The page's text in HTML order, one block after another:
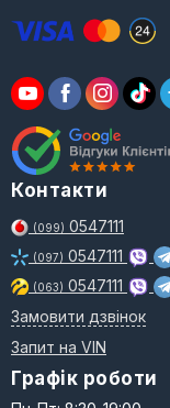
Контакти
(099) 0547111
(097) 0547111
(063) 0547111
Замовити дзвінок
Запит на VIN
Графік роботи